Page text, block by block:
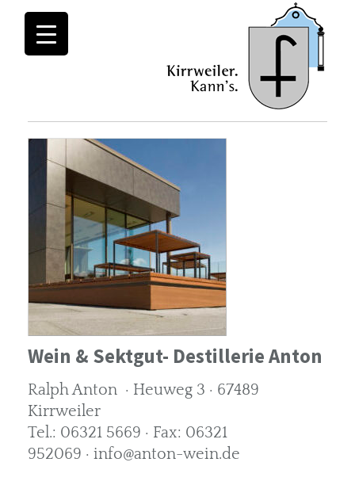
Wein & Sektgut- Destillerie Anton
Ralph Anton · Heuweg 3 · 67489
Kirrweiler
Tel.: 06321 5669 · Fax: 06321
952069 · info@anton-wein.de